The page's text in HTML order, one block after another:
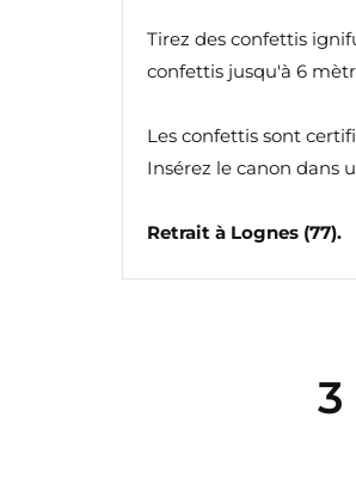
Tirez des confettis
confettis jusqu'à 6
Les confettis sont
Insérez le canon dans
Retrait à Lognes (77).